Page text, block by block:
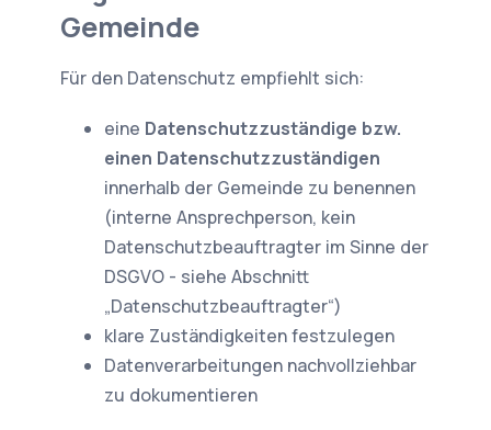
Gemeinde
Für den Datenschutz empfiehlt sich:
eine Datenschutzzuständige bzw.
einen Datenschutzzuständigen
innerhalb der Gemeinde zu benennen
(interne Ansprechperson, kein
Datenschutzbeauftragter im Sinne der
DSGVO - siehe Abschnitt
„Datenschutzbeauftragter“)
klare Zuständigkeiten festzulegen
Datenverarbeitungen nachvollziehbar
zu dokumentieren